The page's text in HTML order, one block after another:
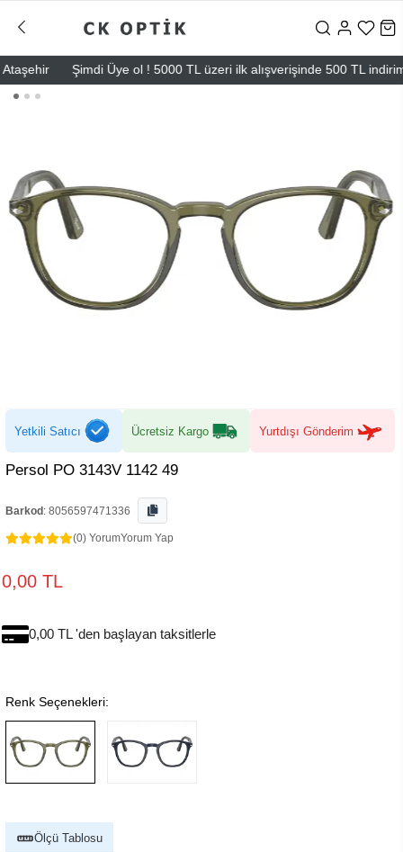
Şimdi Üye ol ! 5000 TL üzeri ilk alışverişinde 500 TL indirim
Yetkili Satıcı Ücretsiz Kargo Yurtdışı Gönderim
Persol PO 3143V 1142 49
Barkod : 8056597471336
(0) YorumYorum Yap
0,00 TL
0,00 TL 'den başlayan taksitlerle
Renk Seçenekleri:
Ölçü Tablosu